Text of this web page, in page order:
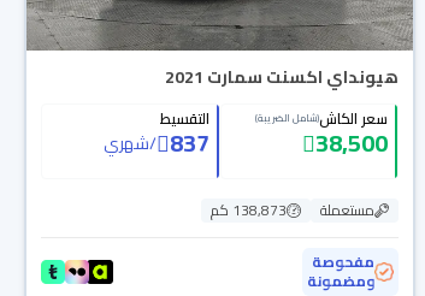
هيونداي اكسنت سمارت 2021
سعر الكاش(شامل الضريبة)
38,500
التقسيط
837
/شهري
مستعملة
138,873 كم
مفحوصة
ومضمونة